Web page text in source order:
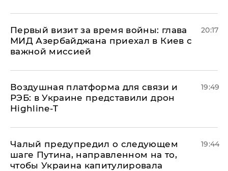
Первый визит за время войны: глава
МИД Азербайджана приехал в Киев с
важной миссией
20:17
Воздушная платформа для связи и
РЭБ: в Украине представили дрон
Highline-T
19:49
Чалый предупредил о следующем
шаге Путина, направленном на то,
чтобы Украина капитулировала
19:44